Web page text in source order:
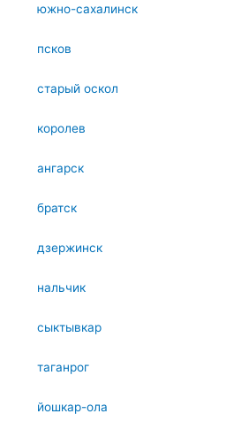
южно-сахалинск
псков
старый оскол
королев
ангарск
братск
дзержинск
нальчик
сыктывкар
таганрог
йошкар-ола